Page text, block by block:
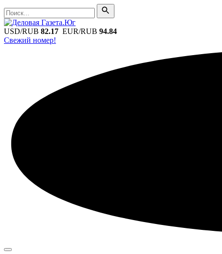
Поиск
Поиск
USD/RUB 82.17 EUR/RUB 94.84
Свежий номер!